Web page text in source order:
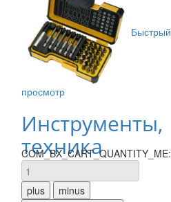
Быстрый
просмотр
Инструменты,
техника
COM_BX_CART_QUANTITY_ME: